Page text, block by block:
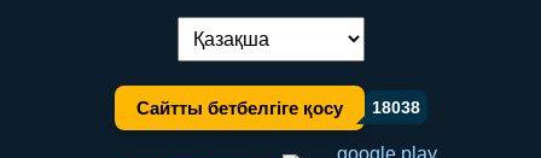
Тілді ауыстыру:
Сайтты бетбелгіге қосу 18038